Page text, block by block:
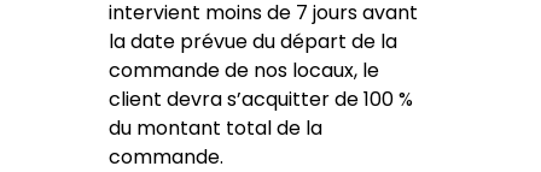
intervient moins de 7 jours avant
la date prévue du départ de la
commande de nos locaux, le
client devra s’acquitter de 100 %
du montant total de la
commande.